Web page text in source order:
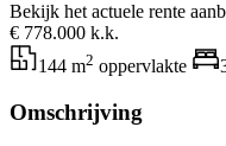
Bekijk het actuele rente
€ 778.000 k.k.
144 m2 oppervlakte
Omschrijving